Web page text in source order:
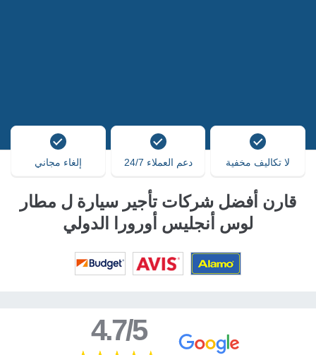
لا تكاليف مخفية دعم العملاء 24/7 إلغاء مجاني
قارن أفضل شركات تأجير سيارة ل مطار
لوس أنجليس أورورا الدولي
4.7/5